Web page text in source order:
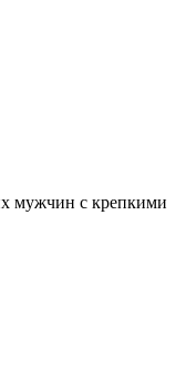
мужчин с крепкими